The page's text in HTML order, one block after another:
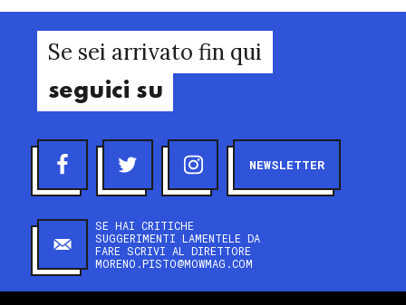
Se sei arrivato fin qui
seguici su
NEWSLETTER
SE HAI CRITICHE
SUGGERIMENTI LAMENTELE DA
FARE SCRIVI AL DIRETTORE
MORENO.PISTO@MOWMAG.COM